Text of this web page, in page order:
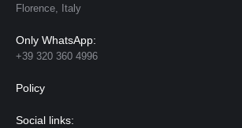
Florence, Italy
Only WhatsApp:
+39 320 360 4996
Policy
Social links: